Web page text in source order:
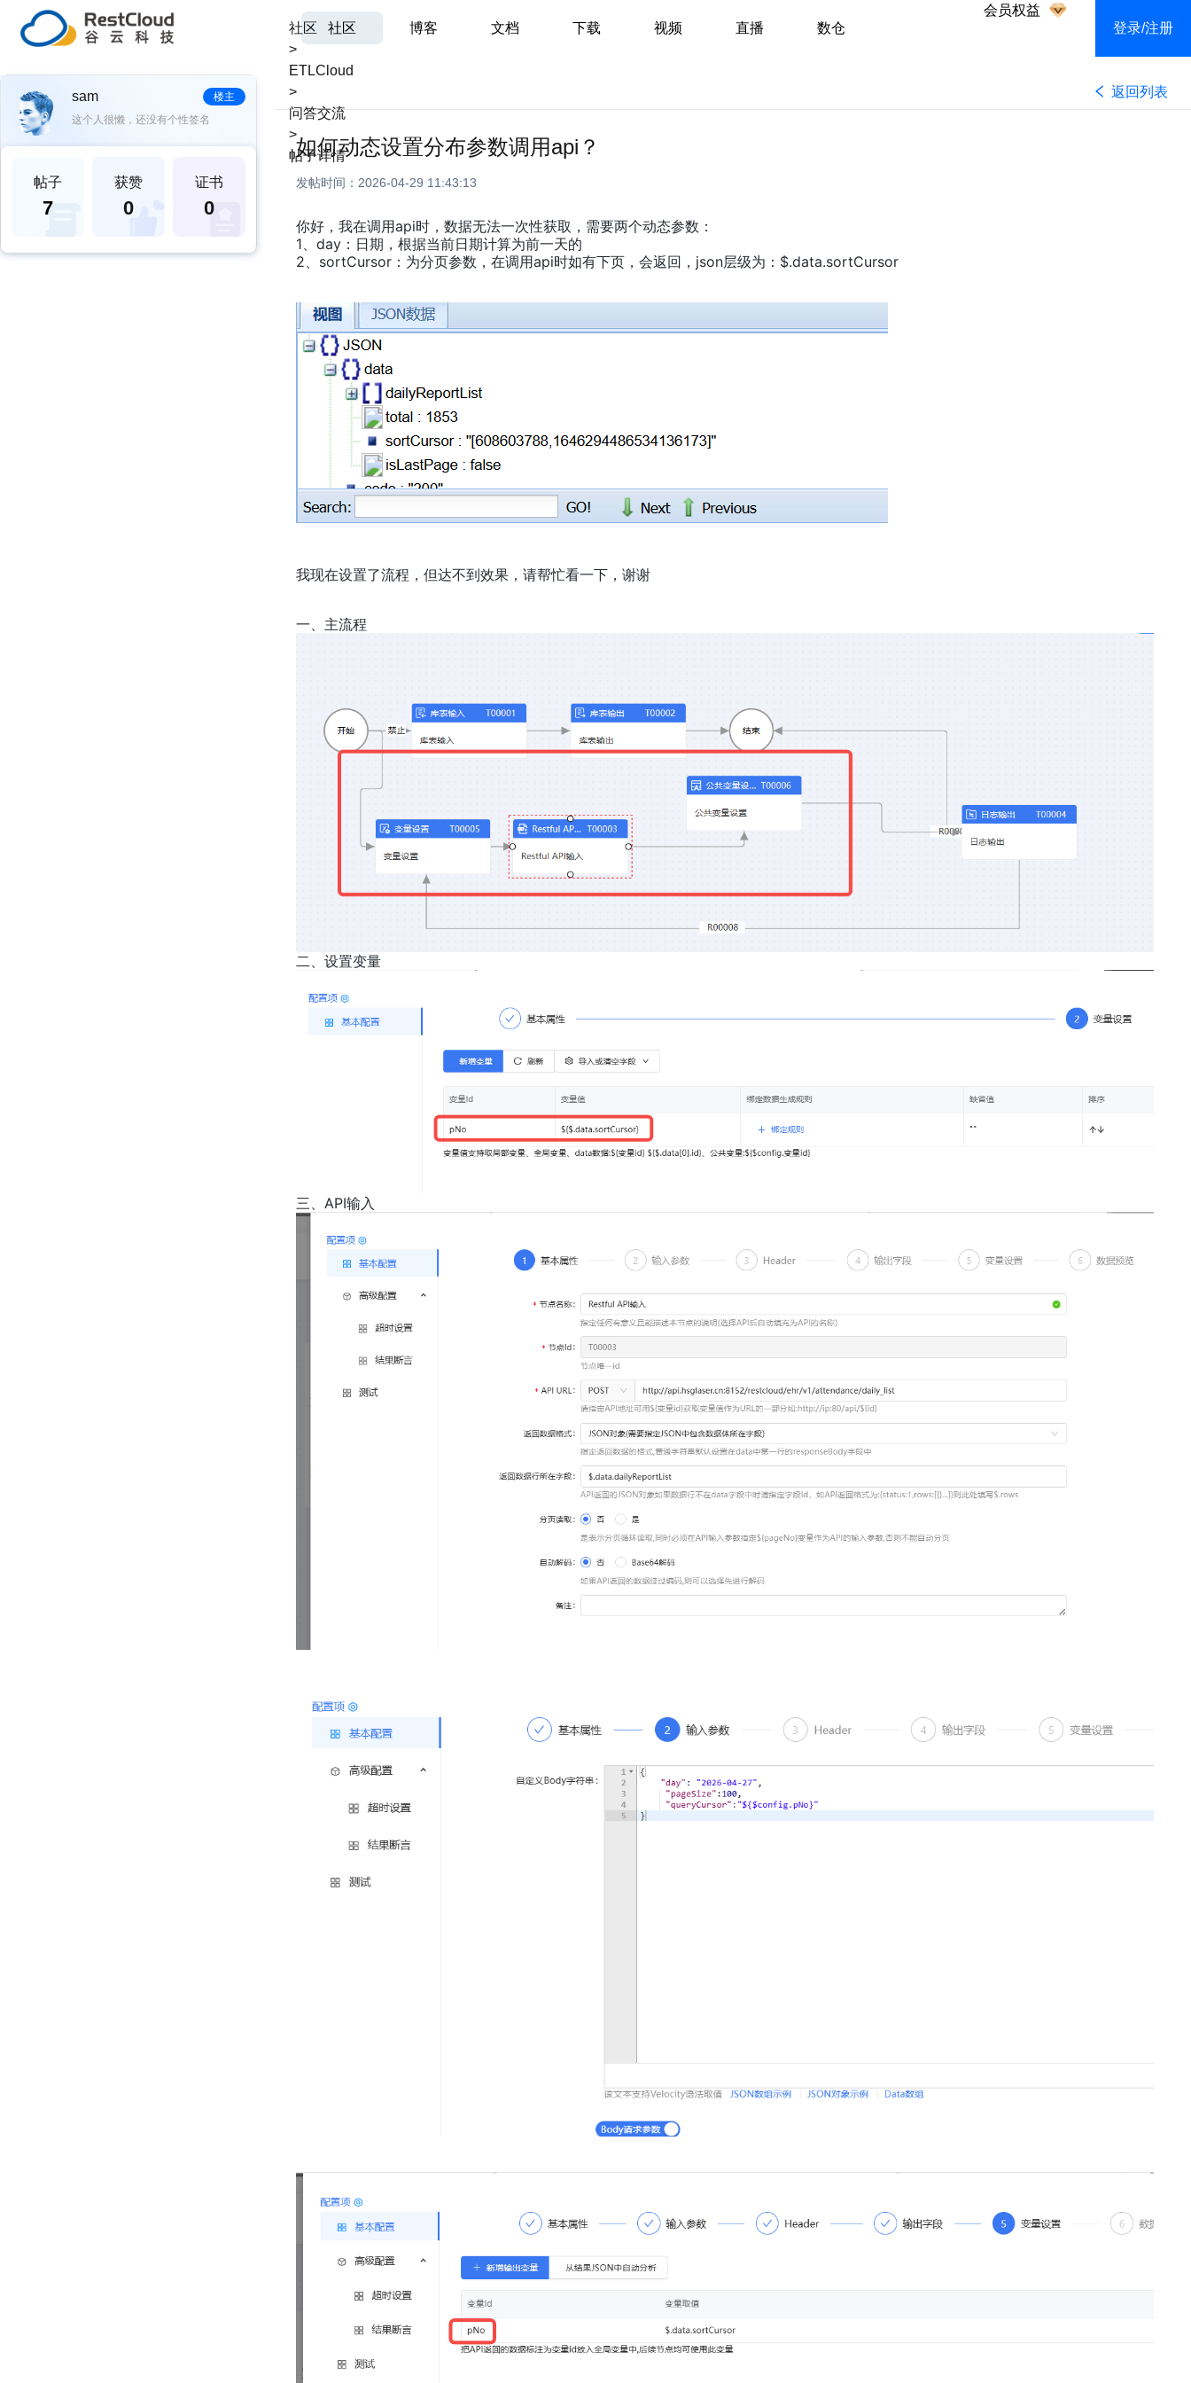
社区 博客 文档 下载 视频 直播 数仓
会员权益
登录/注册
sam
楼主
这个人很懒，还没有个性签名
帖子
7
获赞
0
证书
0
社区
>
ETLCloud
>
问答交流
>
帖子详情
返回列表
如何动态设置分布参数调用api？
发帖时间： 2026-04-29 11:43:13
你好，我在调用api时，数据无法一次性获取，需要两个动态参数：
1、day：日期，根据当前日期计算为前一天的
2、sortCursor：为分页参数，在调用api时如有下页，会返回，json层级为：$.data.sortCursor
我现在设置了流程，但达不到效果，请帮忙看一下，谢谢
一、主流程
二、设置变量
三、API输入